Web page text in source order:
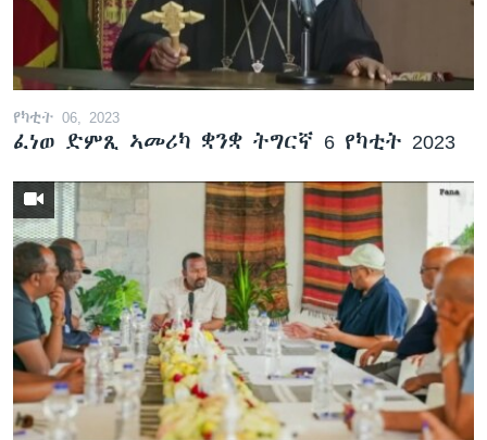
ቂሔ ጽልሚ
ቋንቋታት
የካቲት 06, 2023
ፈነወ ድምጺ ኣመሪካ ቋንቋ ትግርኛ 6 የካቲት 2023